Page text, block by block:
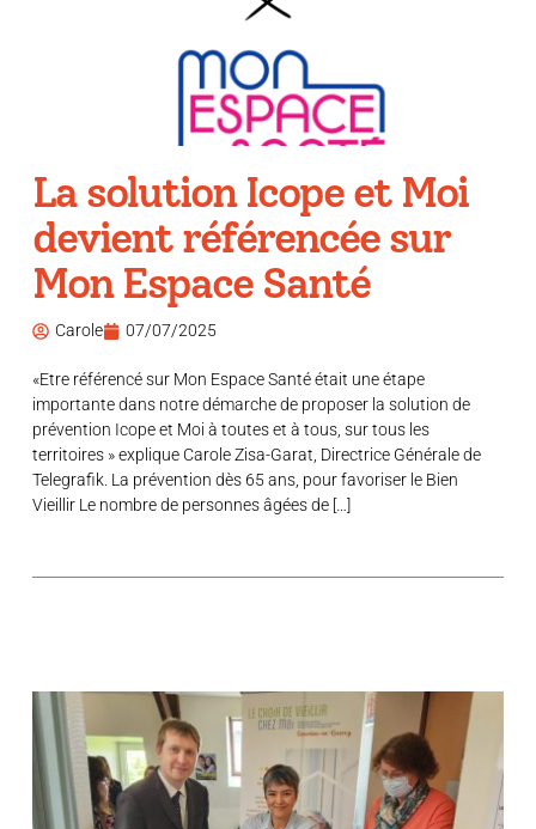
La solution Icope et Moi
devient référencée sur
Mon Espace Santé
Carole 07/07/2025
«Etre référencé sur Mon Espace Santé était une étape
importante dans notre démarche de proposer la solution de
prévention Icope et Moi à toutes et à tous, sur tous les
territoires » explique Carole Zisa-Garat, Directrice Générale de
Telegrafik. La prévention dès 65 ans, pour favoriser le Bien
Vieillir Le nombre de personnes âgées de […]